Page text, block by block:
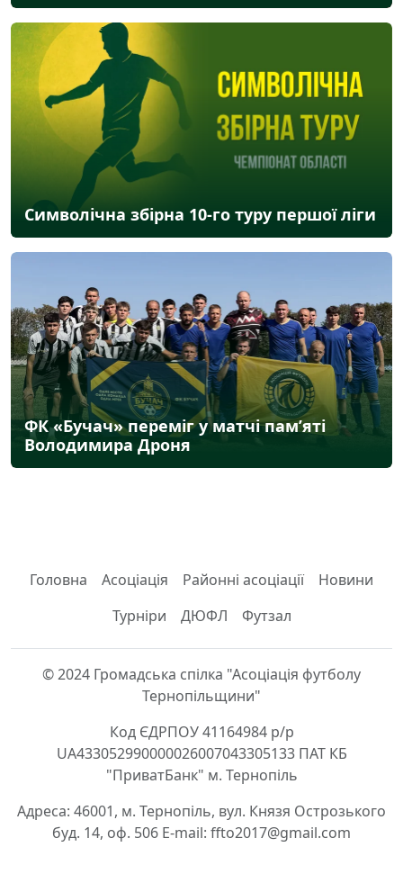
Символічна збірна 10-го туру першої ліги
ФК «Бучач» переміг у матчі пам’яті
Володимира Дроня
Головна Асоціація Районні асоціації
Новини
Турніри
ДЮФЛ Футзал
© 2024 Громадська спілка "Асоціація футболу
Тернопільщини"
Код ЄДРПОУ 41164984 р/р
UA433052990000026007043305133 ПАТ КБ
"ПриватБанк" м. Тернопіль
Адреса: 46001, м. Тернопіль, вул. Князя Острозького
буд. 14, оф. 506 E-mail: ffto2017@gmail.com